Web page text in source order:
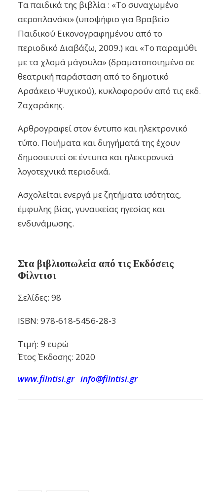
Τα παιδικά της βιβλία : «Το συναχωμένο
αεροπλανάκι» (υποψήφιο για Βραβείο
Παιδικού Εικονογραφημένου από το
περιοδικό Διαβάζω, 2009.) και «Το παραμύθι
με τα χλομά μάγουλα» (δραματοποιημένο σε
θεατρική παράσταση από το δημοτικό
Αρσάκειο Ψυχικού), κυκλοφορούν από τις εκδ.
Ζαχαράκης.
Αρθρογραφεί στον έντυπο και ηλεκτρονικό
τύπο. Ποιήματα και διηγήματά της έχουν
δημοσιευτεί σε έντυπα και ηλεκτρονικά
λογοτεχνικά περιοδικά.
Ασχολείται ενεργά με ζητήματα ισότητας,
έμφυλης βίας, γυναικείας ηγεσίας και
ενδυνάμωσης.
Στα βιβλιοπωλεία από τις Εκδόσεις
Φίλντισι
Σελίδες: 98
ISBN: 978-618-5456-28-3
Τιμή: 9 ευρώ
Έτος Έκδοσης: 2020
www.filntisi.gr info@filntisi.gr